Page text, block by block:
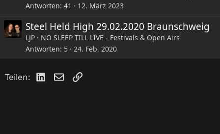
Antworten 41 12. März 2023
Steel Held High 29.02.2020 Braunschweig
LJP
NO SLEEP TILL LIVE - Festivals & Open Airs
Antworten 5 24. Feb. 2020
Teilen: LinkedIn
E-MailLink